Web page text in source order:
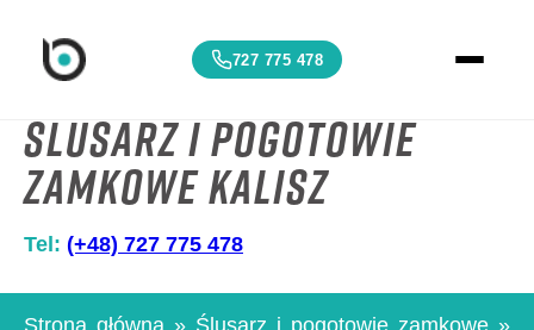
727 775 478
Ślusarz i pogotowie
zamkowe Kalisz
Tel: (+48) 727 775 478
Strona główna » Ślusarz i pogotowie zamkowe »